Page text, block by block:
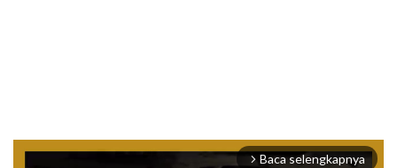
arrow_forward_ios Baca selengkapnya